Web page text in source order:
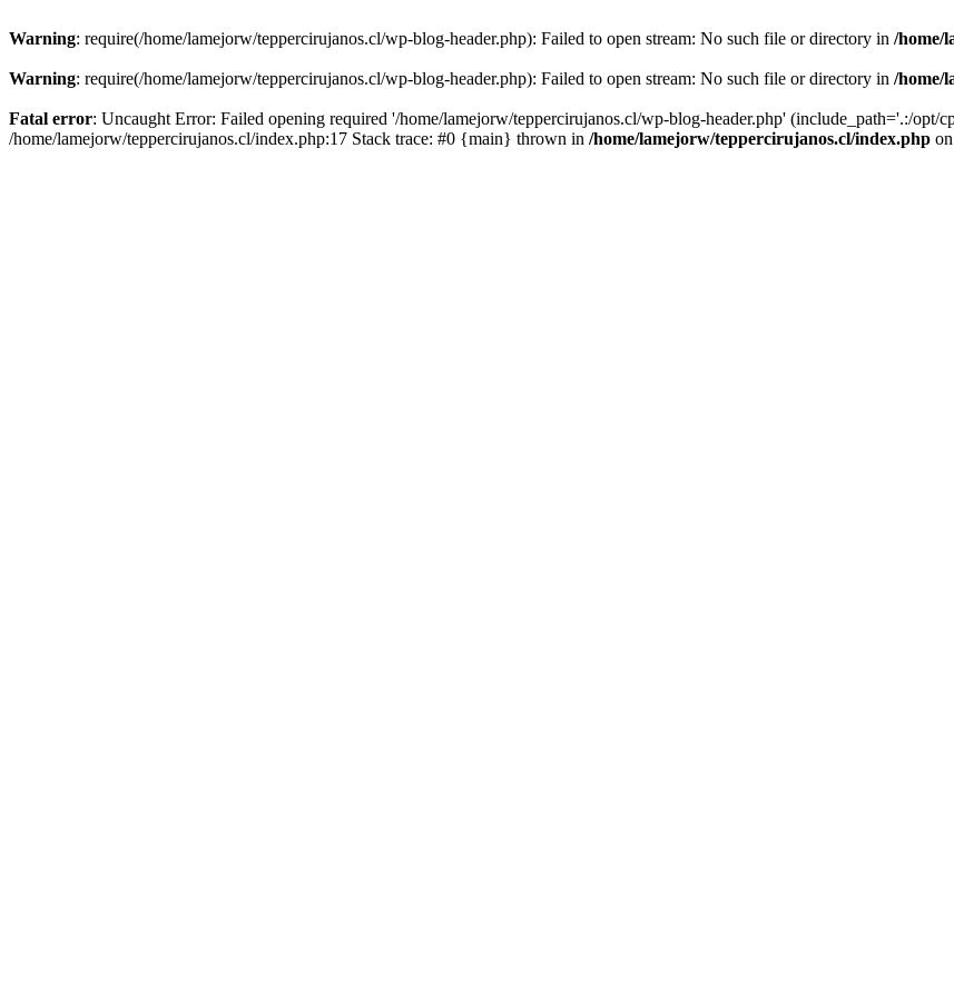
Warning: require(/home/lamejorw/teppercirujanos.cl/wp-blog-header.php): Failed to open stream: No such file or directory in /home/
Warning: require(/home/lamejorw/teppercirujanos.cl/wp-blog-header.php): Failed to open stream: No such file or directory in /home/
Fatal error: Uncaught Error: Failed opening required '/home/lamejorw/teppercirujanos.cl/wp-blog-header.php' (include_path='.:/opt/
/home/lamejorw/teppercirujanos.cl/index.php:17 Stack trace: #0 {main} thrown in /home/lamejorw/teppercirujanos.cl/index.php